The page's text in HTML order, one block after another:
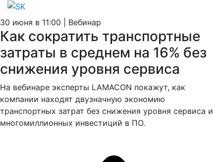
30 июня в 11:00 | Вебинар
Как сократить транспортные
затраты в среднем на 16% без
снижения уровня сервиса
На вебинаре эксперты LAMACON покажут, как
компании находят двузначную экономию
транспортных затрат без снижения уровня сервиса и
многомиллионных инвестиций в ПО.